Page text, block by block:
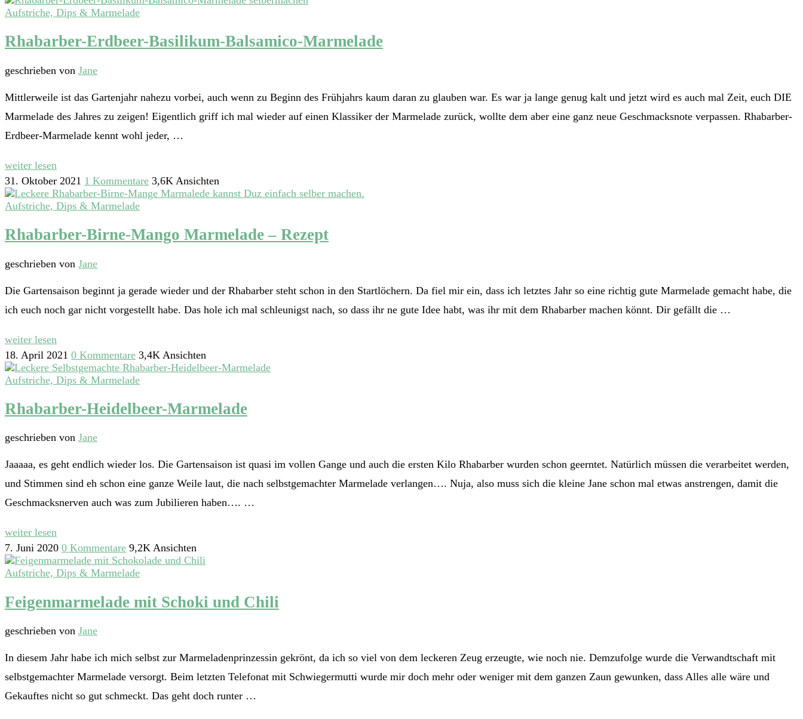
Aufstriche, Dips & Marmelade
Rhabarber-Erdbeer-Basilikum-Balsamico-Marmelade
geschrieben von Jane
Mittlerweile ist das Gartenjahr nahezu vorbei, auch wenn zu Beginn des Frühjahrs kaum daran zu glauben war. Es war ja lange genug kalt und jetzt wird es auch mal Zeit, euch DIE
Marmelade des Jahres zu zeigen! Eigentlich griff ich mal wieder auf einen Klassiker der Marmelade zurück, wollte dem aber eine ganz neue Geschmacksnote verpassen. Rhabarber-
Erdbeer-Marmelade kennt wohl jeder, …
weiter lesen
31. Oktober 2021 1 Kommentare 3,6K Ansichten
Aufstriche, Dips & Marmelade
Rhabarber-Birne-Mango Marmelade – Rezept
geschrieben von Jane
Die Gartensaison beginnt ja gerade wieder und der Rhabarber steht schon in den Startlöchern. Da fiel mir ein, dass ich letztes Jahr so eine richtig gute Marmelade gemacht habe, die
ich euch noch gar nicht vorgestellt habe. Das hole ich mal schleunigst nach, so dass ihr ne gute Idee habt, was ihr mit dem Rhabarber machen könnt. Dir gefällt die …
weiter lesen
18. April 2021 0 Kommentare 3,4K Ansichten
Aufstriche, Dips & Marmelade
Rhabarber-Heidelbeer-Marmelade
geschrieben von Jane
Jaaaaa, es geht endlich wieder los. Die Gartensaison ist quasi im vollen Gange und auch die ersten Kilo Rhabarber wurden schon geerntet. Natürlich müssen die verarbeitet werden,
und Stimmen sind eh schon eine ganze Weile laut, die nach selbstgemachter Marmelade verlangen…. Nuja, also muss sich die kleine Jane schon mal etwas anstrengen, damit die
Geschmacksnerven auch was zum Jubilieren haben…. …
weiter lesen
7. Juni 2020 0 Kommentare 9,2K Ansichten
Aufstriche, Dips & Marmelade
Feigenmarmelade mit Schoki und Chili
geschrieben von Jane
In diesem Jahr habe ich mich selbst zur Marmeladenprinzessin gekrönt, da ich so viel von dem leckeren Zeug erzeugte, wie noch nie. Demzufolge wurde die Verwandtschaft mit
selbstgemachter Marmelade versorgt. Beim letzten Telefonat mit Schwiegermutti wurde mir doch mehr oder weniger mit dem ganzen Zaun gewunken, dass Alles alle wäre und
Gekauftes nicht so gut schmeckt. Das geht doch runter …